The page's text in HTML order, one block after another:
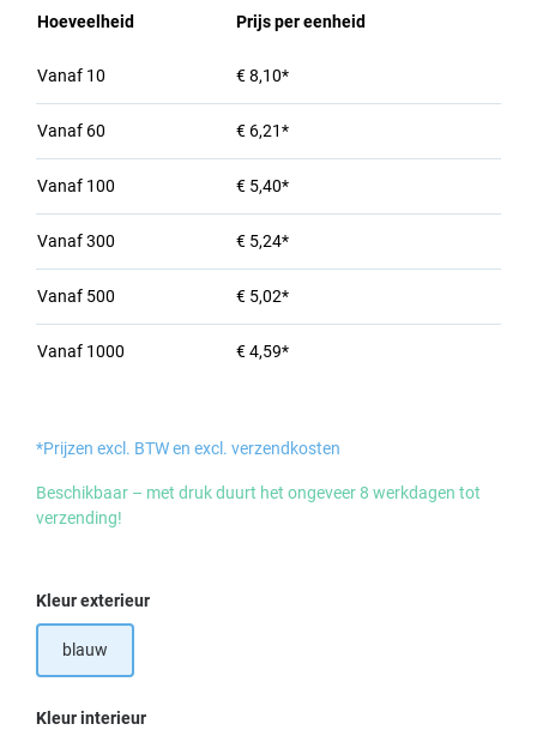
Hoeveelheid Prijs per eenheid
Vanaf 10 € 8,10*
Vanaf 60 € 6,21*
Vanaf 100 € 5,40*
Vanaf300 € 5,24*
Vanaf 500 € 5,02*
Vanaf 1000 € 4,59*
*Prijzen excl. BTW en excl. verzendkosten
Beschikbaar – met druk duurt het ongeveer 8 werkdagen tot
verzending!
Selecteer
Kleur exterieur
blauw
Selecteer
Kleur interieur